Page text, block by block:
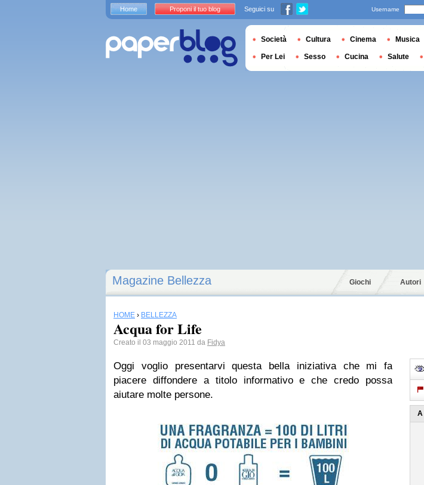
Magazine Bellezza Giochi Autori
HOME › BELLEZZA
Acqua for Life
Creato il 03 maggio 2011 da Fidya
Oggi voglio presentarvi questa bella iniziativa che mi fa
piacere diffondere a titolo informativo e che credo possa
aiutare molte persone.
A
Home Proponi il tuo blog Seguici su Username
Società Cultura Cinema Musica
Per Lei Sesso Cucina Salute